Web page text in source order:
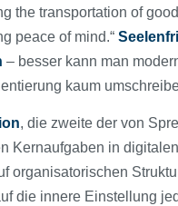
the transportation of
peace of mind.“
– besser kann man
kaum
, die zweite der von
Kernaufgaben in
organisatorischen
die innere Einstellung